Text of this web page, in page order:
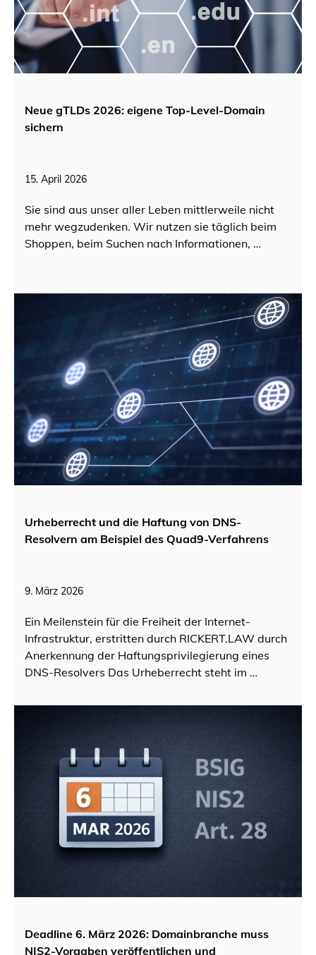
Neue gTLDs 2026: eigene Top-Level-Domain
sichern
15. April 2026
Sie sind aus unser aller Leben mittlerweile nicht
mehr wegzudenken. Wir nutzen sie täglich beim
Shoppen, beim Suchen nach Informationen, …
Urheberrecht und die Haftung von DNS-
Resolvern am Beispiel des Quad9-Verfahrens
9. März 2026
Ein Meilenstein für die Freiheit der Internet-
Infrastruktur, erstritten durch RICKERT.LAW durch
Anerkennung der Haftungsprivilegierung eines
DNS-Resolvers Das Urheberrecht steht im …
Deadline 6. März 2026: Domainbranche muss
NIS2-Vorgaben veröffentlichen und